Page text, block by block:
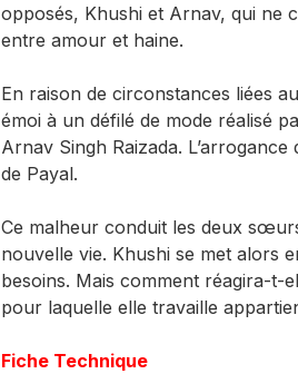
opposés, Khushi et Arnav, qui ne
entre amour et haine.
En raison de circonstances liées
émoi à un défilé de mode réalisé
Arnav Singh Raizada.
de Payal.
Ce malheur conduit les deux
nouvelle vie. Khushi se met alors
besoins. Mais comment réagira-t-
pour laquelle elle travaille
Fiche Technique